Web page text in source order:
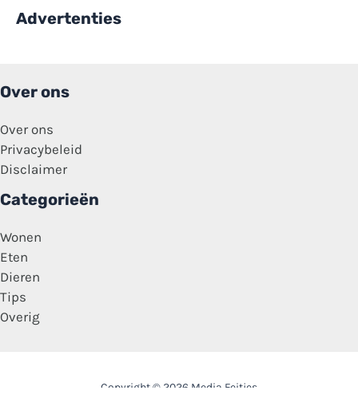
Advertenties
Over ons
Over ons
Privacybeleid
Disclaimer
Categorieën
Wonen
Eten
Dieren
Tips
Overig
Copyright © 2026 Media Feitjes